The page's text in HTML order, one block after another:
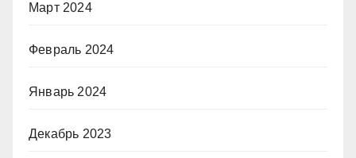
Март 2024
Февраль 2024
Январь 2024
Декабрь 2023